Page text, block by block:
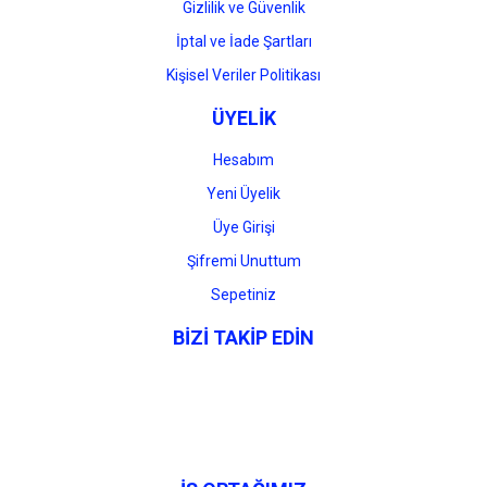
Gizlilik ve Güvenlik
İptal ve İade Şartları
Kişisel Veriler Politikası
ÜYELİK
Hesabım
Yeni Üyelik
Üye Girişi
Şifremi Unuttum
Sepetiniz
BİZİ TAKİP EDİN